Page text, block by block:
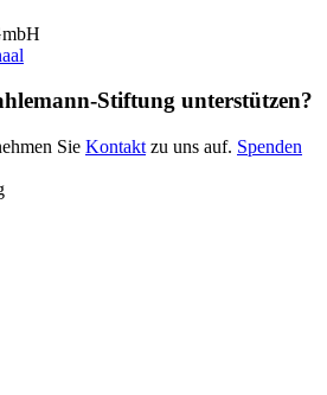
Stiftung unterstützen?
Sie Kontakt zu uns auf. Spenden